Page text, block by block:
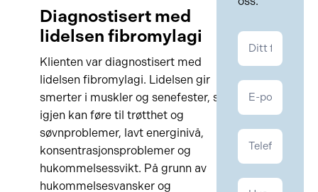
Diagnostisert med
lidelsen fibromylagi
Klienten var diagnostisert med
lidelsen fibromylagi. Lidelsen gir
smerter i muskler og senefester, som
igjen kan føre til trøtthet og
søvnproblemer, lavt energinivå,
konsentrasjonsproblemer og
hukommelsessvikt. På grunn av
hukommelsesvansker og
Kontakt